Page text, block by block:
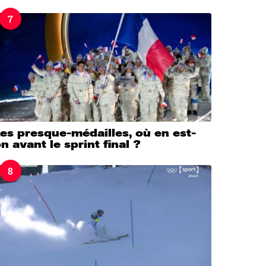
7
presque-médailles, où en est-
avant le sprint final ?
8